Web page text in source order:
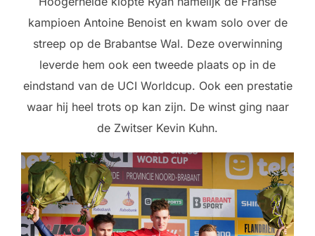
kampioen Antoine Benoist en kwam solo over de
streep op de Brabantse Wal. Deze overwinning
leverde hem ook een tweede plaats op in de
eindstand van de UCI Worldcup. Ook een prestatie
waar hij heel trots op kan zijn. De winst ging naar
de Zwitser Kevin Kuhn.